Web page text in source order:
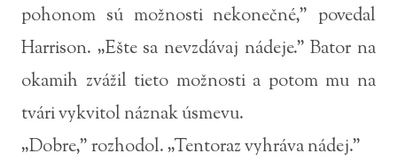
pohonom sú možnosti nekonečné,” povedal
Harrison. „Ešte sa nevzdávaj nádeje.” Bator na
okamih zvážil tieto možnosti a potom mu na
tvári vykvitol náznak úsmevu.
„Dobre,” rozhodol. „Tentoraz vyhráva nádej.”